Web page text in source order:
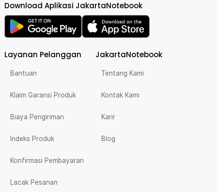
Download Aplikasi JakartaNotebook
Layanan Pelanggan
Bantuan
Klaim Garansi Produk
Biaya Pengiriman
Indeks Produk
Konfirmasi Pembayaran
Lacak Pesanan
JakartaNotebook
Tentang Kami
Kontak Kami
Karir
Blog